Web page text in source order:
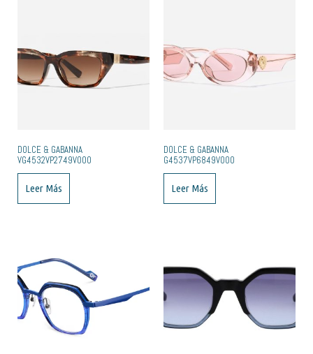
DOLCE & GABANNA
VG4532VP2749V000
Leer Más
DOLCE & GABANNA
G4537VP6849V000
Leer Más